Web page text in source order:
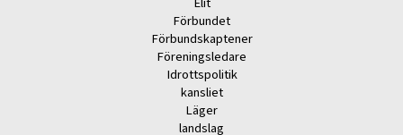
Förbundet
Förbundskaptener
Föreningsledare
Idrottspolitik
kansliet
Läger
landslag